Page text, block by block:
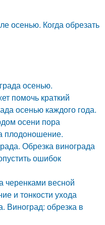
осенью. Когда обрезать
осенью.
помочь краткий
осенью каждого года.
осени пора
плодоношение.
Обрезка винограда
ошибок
черенками весной
и тонкости ухода
Виноград: обрезка в